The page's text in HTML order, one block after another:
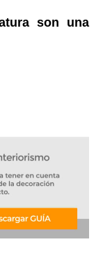
son una